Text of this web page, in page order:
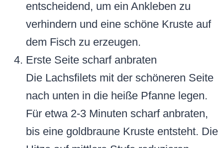
entscheidend, um ein Ankleben zu
verhindern und eine schöne Kruste auf
dem Fisch zu erzeugen.
Erste Seite scharf anbraten
Die Lachsfilets mit der schöneren Seite
nach unten in die heiße Pfanne legen.
Für etwa 2-3 Minuten scharf anbraten,
bis eine goldbraune Kruste entsteht. Die